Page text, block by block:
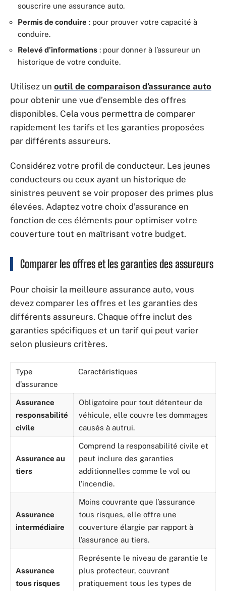
souscrire une assurance auto.
Permis de conduire : pour prouver votre capacité à
conduire.
Relevé d’informations : pour donner à l’assureur un
historique de votre conduite.
Utilisez un outil de comparaison d’assurance auto
pour obtenir une vue d’ensemble des offres
disponibles. Cela vous permettra de comparer
rapidement les tarifs et les garanties proposées
par différents assureurs.
Considérez votre profil de conducteur. Les jeunes
conducteurs ou ceux ayant un historique de
sinistres peuvent se voir proposer des primes plus
élevées. Adaptez votre choix d’assurance en
fonction de ces éléments pour optimiser votre
couverture tout en maîtrisant votre budget.
Comparer les offres et les garanties des assureurs
Pour choisir la meilleure assurance auto, vous
devez comparer les offres et les garanties des
différents assureurs. Chaque offre inclut des
garanties spécifiques et un tarif qui peut varier
selon plusieurs critères.
Type
d’assurance
Caractéristiques
Assurance
responsabilité
civile
Obligatoire pour tout détenteur de
véhicule, elle couvre les dommages
causés à autrui.
Assurance au
tiers
Comprend la responsabilité civile et
peut inclure des garanties
additionnelles comme le vol ou
l’incendie.
Assurance
intermédiaire
Moins couvrante que l’assurance
tous risques, elle offre une
couverture élargie par rapport à
l’assurance au tiers.
Assurance
tous risques
Représente le niveau de garantie le
plus protecteur, couvrant
pratiquement tous les types de